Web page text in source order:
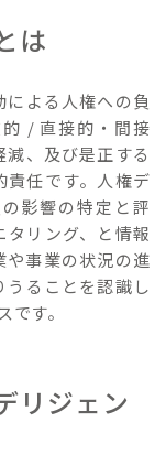
は
よる人権への負
/ 直接的・間接
、及び是正する
責任です。人権デ
影響の特定と評
リング、と情報
や事業の状況の進
ることを認識し
す。
リジェン